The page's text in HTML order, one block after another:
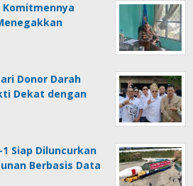
Komitmennya
Donor Darah
Dekat dengan
Siap Diluncurkan
Berbasis Data